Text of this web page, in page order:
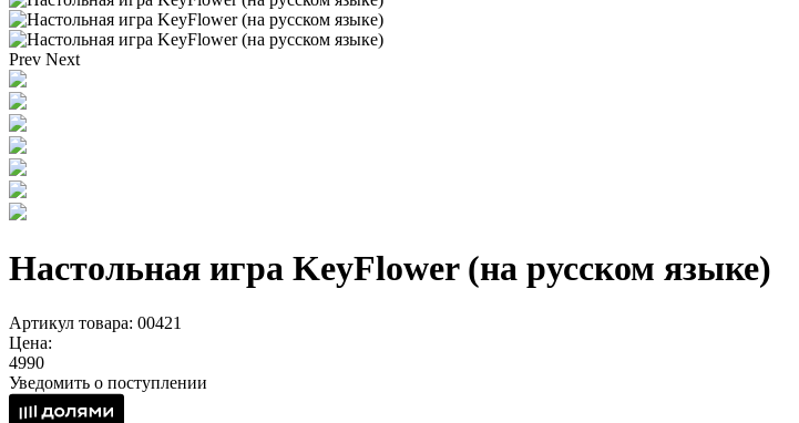
Prev Next
Настольная игра KeyFlower (на русском языке)
Артикул товара: 00421
Цена:
4990
Уведомить о поступлении